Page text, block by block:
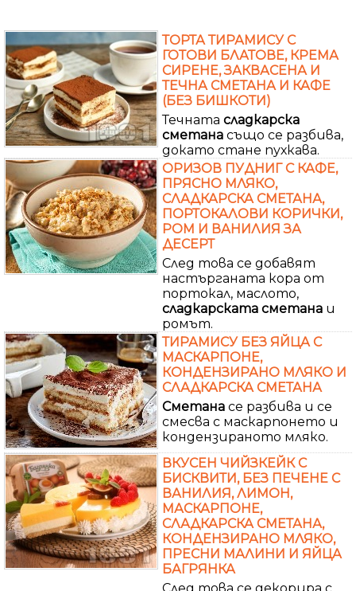
ТОРТА ТИРАМИСУ С
ГОТОВИ БЛАТОВЕ, КРЕМА
СИРЕНЕ, ЗАКВАСЕНА И
ТЕЧНА СМЕТАНА И КАФЕ
(БЕЗ БИШКОТИ)
Течната сладкарска
сметана също се разбива,
докато стане пухкава.
ОРИЗОВ ПУДНИГ С КАФЕ,
ПРЯСНО МЛЯКО,
СЛАДКАРСКА СМЕТАНА,
ПОРТОКАЛОВИ КОРИЧКИ,
РОМ И ВАНИЛИЯ ЗА
ДЕСЕРТ
След това се добавят
настърганата кора от
портокал, маслото,
сладкарската сметана и
ромът.
ТИРАМИСУ БЕЗ ЯЙЦА С
МАСКАРПОНЕ,
КОНДЕНЗИРАНО МЛЯКО И
СЛАДКАРСКА СМЕТАНА
Сметана се разбива и се
смесва с маскарпонето и
кондензираното мляко.
ВКУСЕН ЧИЙЗКЕЙК С
БИСКВИТИ, БЕЗ ПЕЧЕНЕ С
ВАНИЛИЯ, ЛИМОН,
МАСКАРПОНЕ,
СЛАДКАРСКА СМЕТАНА,
КОНДЕНЗИРАНО МЛЯКО,
ПРЕСНИ МАЛИНИ И ЯЙЦА
БАГРЯНКА
След това се декорира с